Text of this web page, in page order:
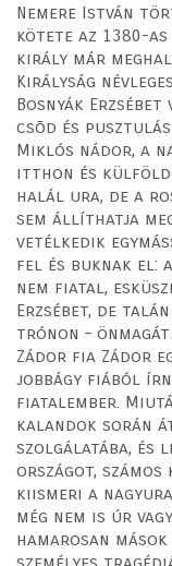
Nemere István
kötete az 1380-as
király már
Királyság
Bosnyák Erzsébet
csõd és
Miklós nádor, a
itthon és
halál ura, de a
sem állíthatja
vetélkedik
fel és buknak el:
nem fiatal,
Erzsébet, de
trónon –
Zádor fia Zádor
jobbágy fiából
fiatalember.
kalandok során
szolgálatába, és
országot,
kiismeri a
még nem is úr
hamarosan